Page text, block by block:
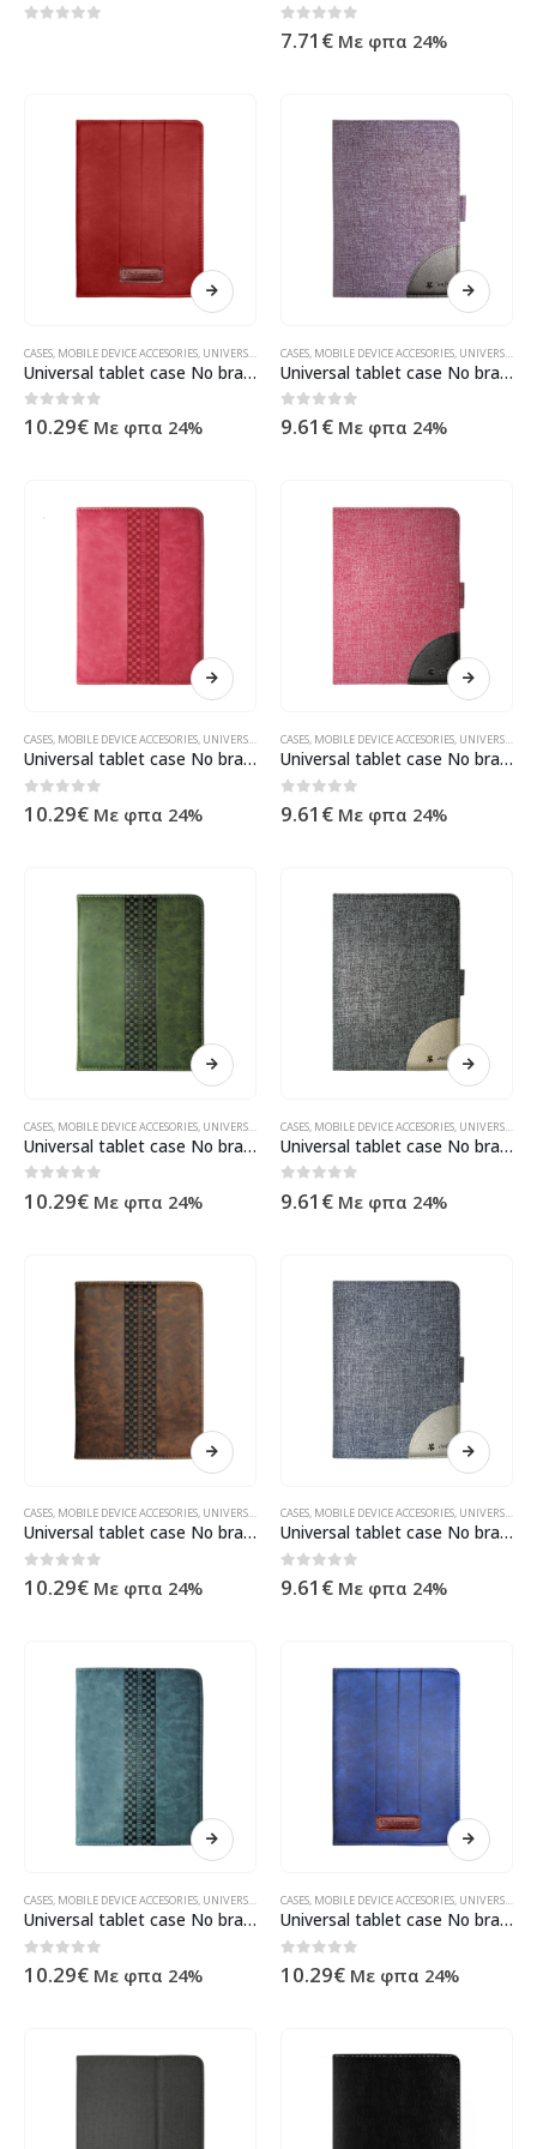
0out of 5
7.71 € Με φπα 24%
CASES MOBILE DEVICE ACCESORIES UNIVERSAL ΠΡΟΪΌΝΤΑ ΠΛΗΡΟΦΟΡΙΚΉΣ - ΚΙΝΗΤΉΣ
Universal tablet case No brand, 7″, Red – 40002
0 out of 5
10.29€ Με φπα 24%
CASES MOBILE DEVICE ACCESORIES UNIVERSAL
Universal tablet case No brand, 7″, Purple – 40015
0out of 5
9.61 € Με φπα 24%
CASES, MOBILE DEVICE ACCESORIES, UNIVERSAL ΠΡΟΪΌΝΤΑ ΠΛΗΡΟΦΟΡΙΚΉΣ - ΚΙΝΗΤΉΣ
Universal tablet case No brand, 7″, Pink- 40006
0 out of 5
10.29€ Με φπα 24%
CASES, MOBILE DEVICE ACCESORIES, UNIVERSAL
Universal tablet case No brand, 7″, Pink – 40014
0out of 5
9.61 € Με φπα 24%
CASES, MOBILE DEVICE ACCESORIES, UNIVERSAL ΠΡΟΪΌΝΤΑ ΠΛΗΡΟΦΟΡΙΚΉΣ - ΚΙΝΗΤΉΣ
Universal tablet case No brand, 7″, Green – 40007
0 out of 5
10.29€ Με φπα 24%
CASES, MOBILE DEVICE ACCESORIES, UNIVERSAL
Universal tablet case No brand, 7″, Gray – 40012
0 out of 5
9.61 € Με φπα 24%
CASES, MOBILE DEVICE ACCESORIES, UNIVERSAL ΠΡΟΪΌΝΤΑ ΠΛΗΡΟΦΟΡΙΚΉΣ - ΚΙΝΗΤΉΣ
Universal tablet case No brand, 7″, Brown – 40009
0 out of 5
10.29€ Με φπα 24%
CASES, MOBILE DEVICE ACCESORIES, UNIVERSAL
Universal tablet case No brand, 7″, Blue – 40013
0out of 5
9.61 € Με φπα 24%
CASES, MOBILE DEVICE ACCESORIES, UNIVERSAL ΠΡΟΪΌΝΤΑ ΠΛΗΡΟΦΟΡΙΚΉΣ - ΚΙΝΗΤΉΣ
Universal tablet case No brand, 7″, Blue – 40005
0 out of 5
10.29€ Με φπα 24%
CASES, MOBILE DEVICE ACCESORIES, UNIVERSAL
Universal tablet case No brand, 7″, Blue – 40003
0 out of 5
10.29€ Με φπα 24%